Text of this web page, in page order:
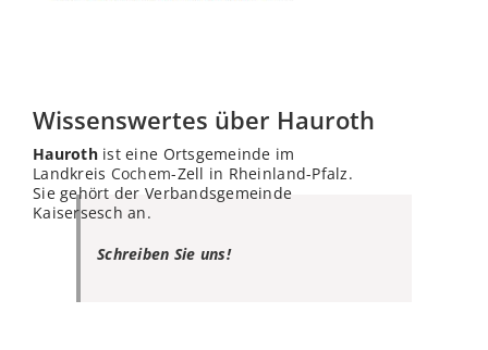
Wissenswertes über Hauroth
Haurothist eine Ortsgemeinde im
Landkreis Cochem-Zell in Rheinland-Pfalz.
Sie gehört der Verbandsgemeinde
Kaisersesch an.
Schreiben Sie uns!